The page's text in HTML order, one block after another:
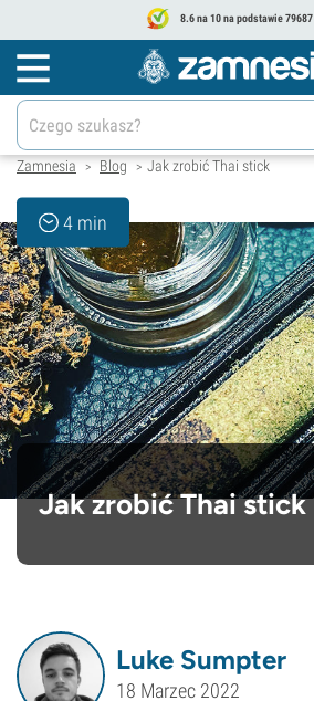
8.6 na 10 na podstawie
Zamnesia > Blog > Jak zrobić Thai stick
4 min
Jak zrobić Thai stick
Luke Sumpter
18 Marzec 2022